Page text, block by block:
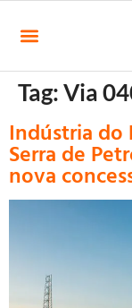
Tag:Via
Indústria do
Serra de
nova